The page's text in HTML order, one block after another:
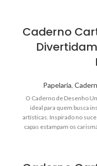
Caderno
Papelaria,
O Caderno de Desenho
ideal para quem busca
artísticas. Inspirado no
capas estampam os